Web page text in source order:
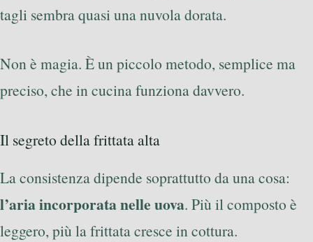
tagli sembra quasi una nuvola dorata.
Non è magia. È un piccolo metodo, semplice ma
preciso, che in cucina funziona davvero.
Il segreto della frittata alta
La consistenza dipende soprattutto da una cosa:
l’aria incorporata nelle uova. Più il composto è
leggero, più la frittata cresce in cottura.